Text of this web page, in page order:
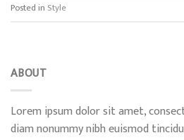
Posted in Style
ABOUT
Lorem ipsum dolor sit amet,
diam nonummy nibh euismod